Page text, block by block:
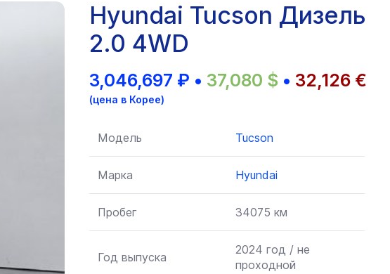
Hyundai Tucson Дизель
2.0 4WD
3,046,697 ₽ • 37,080 $ • 32,126 €
(цена в Корее)
Модель Tucson
Марка Hyundai
Пробег 34075 км
Год выпуска
2024 год / не
проходной